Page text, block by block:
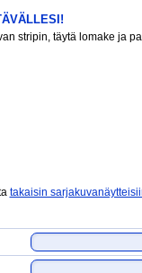
stripin, täytä lomake ja
takaisin